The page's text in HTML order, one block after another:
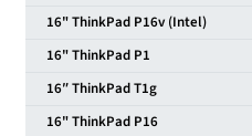
16" ThinkPad P16v (Intel)
16" ThinkPad P1
16″ ThinkPad T1g
16" ThinkPad P16